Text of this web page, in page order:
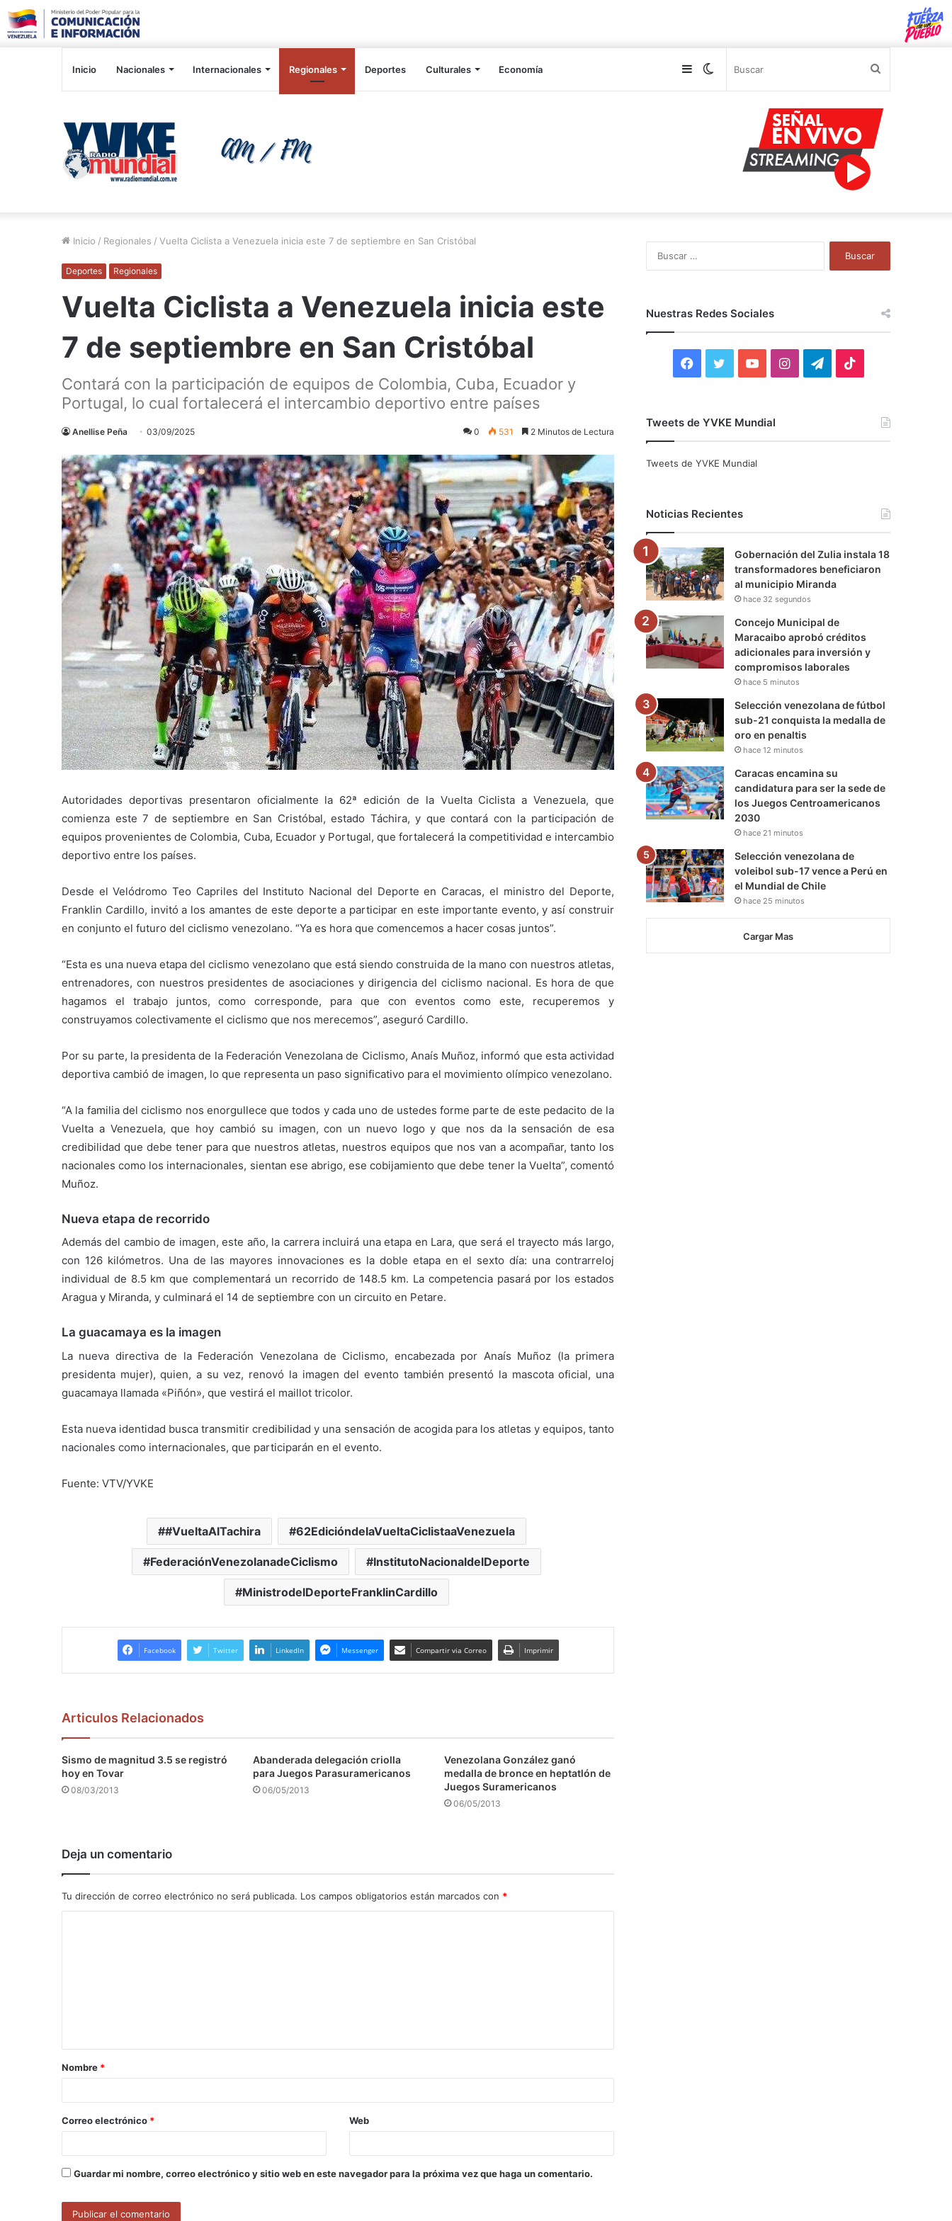
Inicio Nacionales Internacionales Regionales Deportes Culturales Economía Switch
Sidebar
Inicio / Regionales / Vuelta Ciclista a Venezuela inicia este 7 de septiembre en San Cristóbal
Deportes Regionales
Vuelta Ciclista a Venezuela inicia este
7 de septiembre en San Cristóbal
Contará con la participación de equipos de Colombia, Cuba, Ecuador y
Portugal, lo cual fortalecerá el intercambio deportivo entre países
Anellise Peña 03/09/2025 0 531 2 Minutos de Lectura
Autoridades deportivas presentaron oficialmente la 62ª edición de la Vuelta Ciclista a Venezuela, que
comienza este 7 de septiembre en San Cristóbal, estado Táchira, y que contará con la participación de
equipos provenientes de Colombia, Cuba, Ecuador y Portugal, que fortalecerá la competitividad e intercambio
deportivo entre los países.
Desde el Velódromo Teo Capriles del Instituto Nacional del Deporte en Caracas, el ministro del Deporte,
Franklin Cardillo, invitó a los amantes de este deporte a participar en este importante evento, y así construir
en conjunto el futuro del ciclismo venezolano. “Ya es hora que comencemos a hacer cosas juntos”.
“Esta es una nueva etapa del ciclismo venezolano que está siendo construida de la mano con nuestros atletas,
entrenadores, con nuestros presidentes de asociaciones y dirigencia del ciclismo nacional. Es hora de que
hagamos el trabajo juntos, como corresponde, para que con eventos como este, recuperemos y
construyamos colectivamente el ciclismo que nos merecemos”, aseguró Cardillo.
Por su parte, la presidenta de la Federación Venezolana de Ciclismo, Anaís Muñoz, informó que esta actividad
deportiva cambió de imagen, lo que representa un paso significativo para el movimiento olímpico venezolano.
“A la familia del ciclismo nos enorgullece que todos y cada uno de ustedes forme parte de este pedacito de la
Vuelta a Venezuela, que hoy cambió su imagen, con un nuevo logo y que nos da la sensación de esa
credibilidad que debe tener para que nuestros atletas, nuestros equipos que nos van a acompañar, tanto los
nacionales como los internacionales, sientan ese abrigo, ese cobijamiento que debe tener la Vuelta”, comentó
Muñoz.
Nueva etapa de recorrido
​Además del cambio de imagen, este año, la carrera incluirá una etapa en Lara, que será el trayecto más largo,
con 126 kilómetros. Una de las mayores innovaciones es la doble etapa en el sexto día: una contrarreloj
individual de 8.5 km que complementará un recorrido de 148.5 km. La competencia pasará por los estados
Aragua y Miranda, y culminará el 14 de septiembre con un circuito en Petare.
La guacamaya es la imagen
​La nueva directiva de la Federación Venezolana de Ciclismo, encabezada por Anaís Muñoz (la primera
presidenta mujer), quien, a su vez, renovó la imagen del evento también presentó la mascota oficial, una
guacamaya llamada «Piñón», que vestirá el maillot tricolor.
​Esta nueva identidad busca transmitir credibilidad y una sensación de acogida para los atletas y equipos, tanto
nacionales como internacionales, que participarán en el evento.
Fuente: VTV/YVKE
#VueltaAlTachira 62EdicióndelaVueltaCiclistaaVenezuela
FederaciónVenezolanadeCiclismo InstitutoNacionaldelDeporte
MinistrodelDeporteFranklinCardillo
Facebook Twitter LinkedIn Messenger Compartir via Correo Imprimir
Articulos Relacionados
Sismo de magnitud 3.5 se registró
hoy en Tovar
08/03/2013
Abanderada delegación criolla
para Juegos Parasuramericanos
06/05/2013
Venezolana González ganó
medalla de bronce en heptatlón de
Juegos Suramericanos
06/05/2013
Deja un comentario
Tu dirección de correo electrónico no será publicada. Los campos obligatorios están marcados con *
a
r
*
Nombre *
Correo electrónico * Web
Guardar mi nombre, correo electrónico y sitio web en este navegador para la próxima vez que haga un comentario.
Nuestras Redes Sociales
F
c
o
k
i
r
Y
u
e
I
r
a
m
T
a
m
Tweets de YVKE Mundial
Tweets de YVKE Mundial
Noticias Recientes
Gobernación del Zulia instala 18
transformadores beneficiaron
al municipio Miranda
hace 32 segundos
Concejo Municipal de
Maracaibo aprobó créditos
adicionales para inversión y
compromisos laborales
hace 5 minutos
Selección venezolana de fútbol
sub-21 conquista la medalla de
oro en penaltis
hace 12 minutos
Caracas encamina su
candidatura para ser la sede de
los Juegos Centroamericanos
2030
hace 21 minutos
Selección venezolana de
voleibol sub-17 vence a Perú en
el Mundial de Chile
hace 25 minutos
Cargar Mas